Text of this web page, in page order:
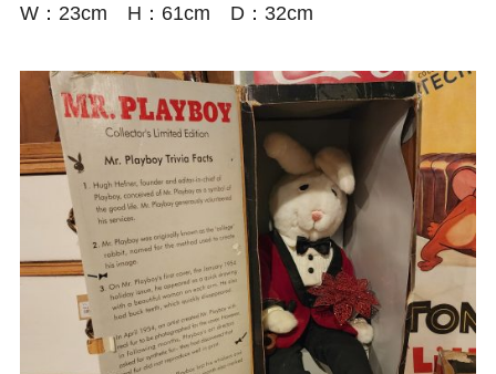
W：23cm H：61cm D：32cm